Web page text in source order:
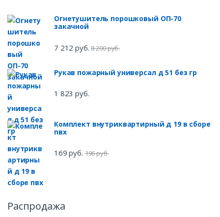
Огнетушитель порошковый ОП-70
закачной
7 212 руб. 8 200 руб.
Рукав пожарный универсал д 51 без гр
1 823 руб.
Комплект внутриквартирный д 19 в сборе
пвх
169 руб. 196 руб.
Распродажа